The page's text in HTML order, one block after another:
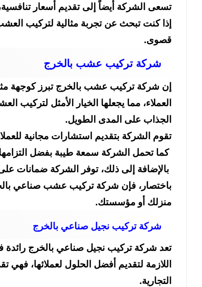
تسعى الشركة أيضاً إلى تقديم أسعار
إذا كنت تبحث عن تجربة مثالية لتركيب
قصوى.
شركة تركيب عشب بالخرج
إن شركة تركيب عشب بالخرج تبرز كوجهة
العملاء، مما يجعلها الخيار الأمثل
الجذاب على المدى الطويل.
تقوم الشركة بتقديم استشارات مجانية
كما تحمل الشركة سمعة طيبة بفضل التزامها
بالإضافة إلى ذلك، توفر الشركة ضمانات
باختصار، فإن شركة تركيب عشب صناعي
منزلك أو مؤسستك.
شركة تركيب نجيل صناعي بالخرج
تعد شركة تركيب نجيل صناعي بالخرج رائدة
اللازمة لتقديم أفضل الحلول لعملائها،
التجارية.